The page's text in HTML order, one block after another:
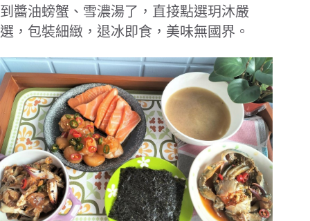
到醬油螃蟹、雪濃湯了，直接點選玥沐嚴
選，包裝細緻，退冰即食，美味無國界。